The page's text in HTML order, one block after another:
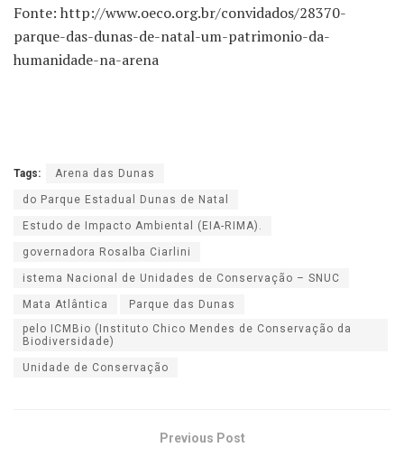
Fonte: http://www.oeco.org.br/convidados/28370-
parque-das-dunas-de-natal-um-patrimonio-da-
humanidade-na-arena
Tags: Arena das Dunas
do Parque Estadual Dunas de Natal
Estudo de Impacto Ambiental (EIA-RIMA).
governadora Rosalba Ciarlini
istema Nacional de Unidades de Conservação – SNUC
Mata Atlântica
Parque das Dunas
pelo ICMBio (Instituto Chico Mendes de Conservação da
Biodiversidade)
Unidade de Conservação
Previous Post